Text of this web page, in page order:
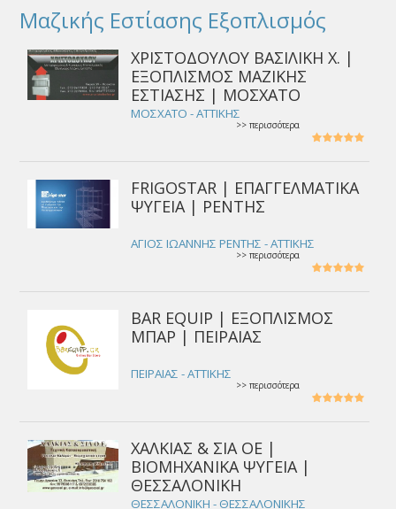
Μαζικής Εστίασης Εξοπλισμός
ΧΡΙΣΤΟΔΟΥΛΟΥ ΒΑΣΙΛΙΚΗ Χ. |
ΕΞΟΠΛΙΣΜΟΣ ΜΑΖΙΚΗΣ
ΕΣΤΙΑΣΗΣ | ΜΟΣΧΑΤΟ
ΜΟΣΧΑΤΟ - ΑΤΤΙΚΗΣ
>> περισσότερα
FRIGOSTAR | ΕΠΑΓΓΕΛΜΑΤΙΚΑ
ΨΥΓΕΙΑ | ΡΕΝΤΗΣ
ΑΓΙΟΣ ΙΩΑΝΝΗΣ ΡΕΝΤΗΣ - ΑΤΤΙΚΗΣ
>> περισσότερα
BAR EQUIP | ΕΞΟΠΛΙΣΜΟΣ
ΜΠΑΡ | ΠΕΙΡΑΙΑΣ
ΠΕΙΡΑΙΑΣ - ΑΤΤΙΚΗΣ
>> περισσότερα
ΧΑΛΚΙΑΣ & ΣΙΑ ΟΕ |
ΒΙΟΜΗΧΑΝΙΚΑ ΨΥΓΕΙΑ |
ΘΕΣΣΑΛΟΝΙΚΗ
ΘΕΣΣΑΛΟΝΙΚΗ - ΘΕΣΣΑΛΟΝΙΚΗΣ